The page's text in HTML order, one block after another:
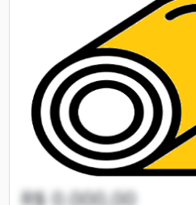
R$ 0.000,00